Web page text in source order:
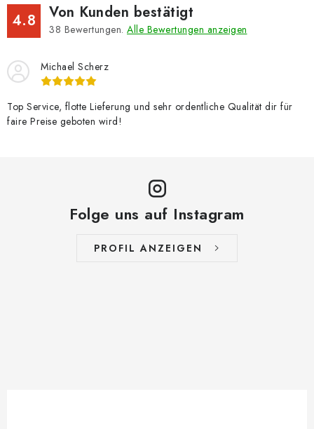
4.8 Von Kunden bestätigt
38 Bewertungen. Alle Bewertungen anzeigen
Michael Scherz
Top Service, flotte Lieferung und sehr ordentliche Qualität dir für
faire Preise geboten wird!
Folge uns auf Instagram
PROFIL ANZEIGEN